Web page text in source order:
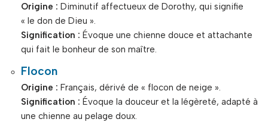
Origine : Diminutif affectueux de Dorothy, qui signifie
« le don de Dieu ».
Signification : Évoque une chienne douce et attachante
qui fait le bonheur de son maître.
Flocon
Origine : Français, dérivé de « flocon de neige ».
Signification : Évoque la douceur et la légèreté, adapté à
une chienne au pelage doux.